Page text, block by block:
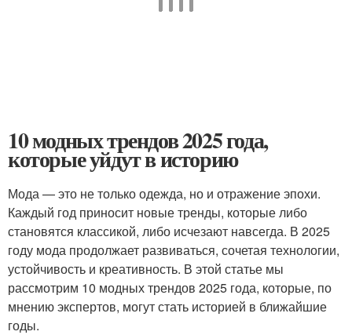
10 модных трендов 2025 года,
которые уйдут в историю
Мода — это не только одежда, но и отражение эпохи.
Каждый год приносит новые тренды, которые либо
становятся классикой, либо исчезают навсегда. В 2025
году мода продолжает развиваться, сочетая технологии,
устойчивость и креативность. В этой статье мы
рассмотрим 10 модных трендов 2025 года, которые, по
мнению экспертов, могут стать историей в ближайшие
годы.